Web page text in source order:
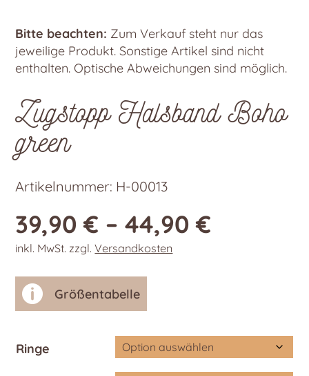
Bitte beachten: Zum Verkauf steht nur das
jeweilige Produkt. Sonstige Artikel sind nicht
enthalten. Optische Abweichungen sind möglich.
Zugstopp Halsband Boho
green
Artikelnummer: H-00013
39,90€ –44,90€
inkl. MwSt. zzgl.Versandkosten
 Größentabelle
Ringe